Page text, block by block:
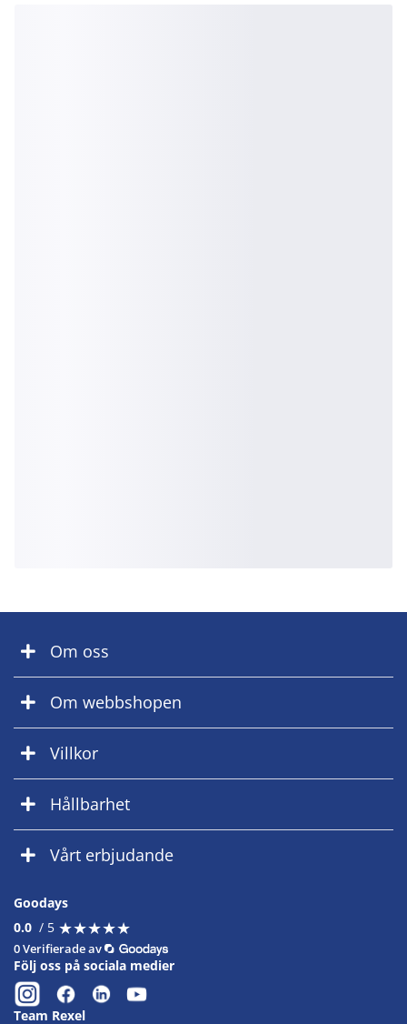
Om oss
Om webbshopen
Villkor
Hållbarhet
Vårt erbjudande
Goodays
0.0 / 5 ★★★★★
★★★★★
0 Verifierade av
Följ oss på sociala medier
Team Rexel